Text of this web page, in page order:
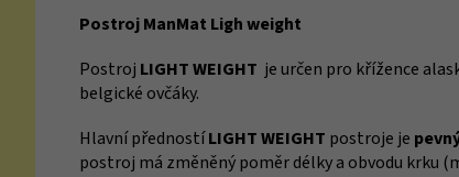
Postroj ManMat Ligh weight
Postroj LIGHT WEIGHT je určen pro křížence
belgické ovčáky.
Hlavní přednostíLIGHT WEIGHT postroje je
postroj má změněný poměr délky a obvodu krku